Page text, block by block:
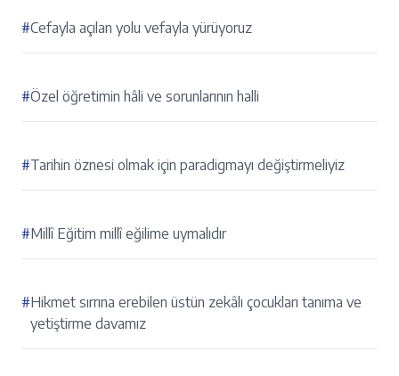
#Cefayla açılan yolu vefayla yürüyoruz
#Özel öğretimin hâli ve sorunlarının halli
#Tarihin öznesi olmak için paradigmayı değiştirmeliyiz
#Millî Eğitim millî eğilime uymalıdır
#Hikmet sırrına erebilen üstün zekâlı çocukları tanıma ve
yetiştirme davamız